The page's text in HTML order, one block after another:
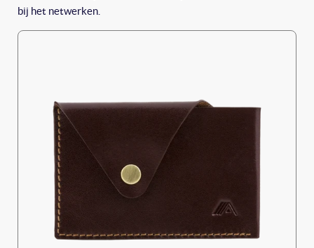
bij het netwerken.